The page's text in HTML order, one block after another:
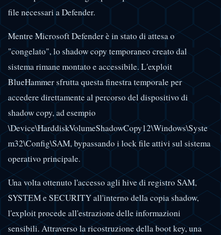
file necessari a Defender.
Mentre Microsoft Defender è in stato di attesa o
"congelato", lo shadow copy temporaneo creato dal
sistema rimane montato e accessibile. L'exploit
BlueHammer sfrutta questa finestra temporale per
accedere direttamente al percorso del dispositivo di
shadow copy, ad esempio
\Device\HarddiskVolumeShadowCopy12\Windows\Syste
m32\Config\SAM, bypassando i lock file attivi sul sistema
operativo principale.
Una volta ottenuto l'accesso agli hive di registro SAM,
SYSTEM e SECURITY all'interno della copia shadow,
l'exploit procede all'estrazione delle informazioni
sensibili. Attraverso la ricostruzione della boot key, una